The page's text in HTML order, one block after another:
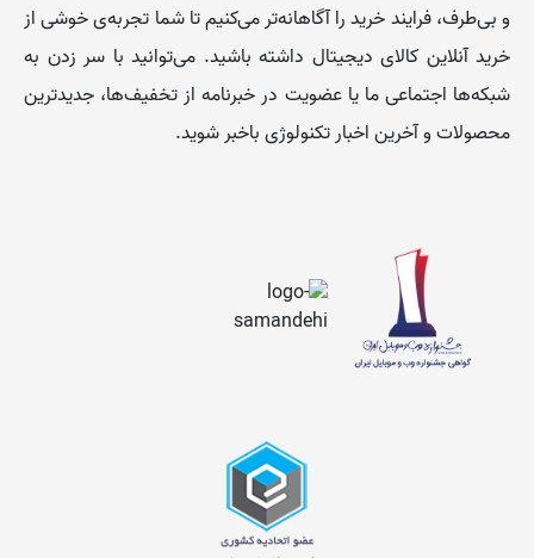
و بی‌طرف، فرایند خرید را آگاهانه‌تر می‌کنیم تا شما تجربه‌ی خوشی از
خرید آنلاین کالای دیجیتال داشته باشید. می‌توانید با سر زدن به
شبکه‌ها اجتماعی ما یا عضویت در خبرنامه از تخفیف‌‌ها، جدیدترین
محصولات و آخرین اخبار تکنولوژی باخبر شوید.